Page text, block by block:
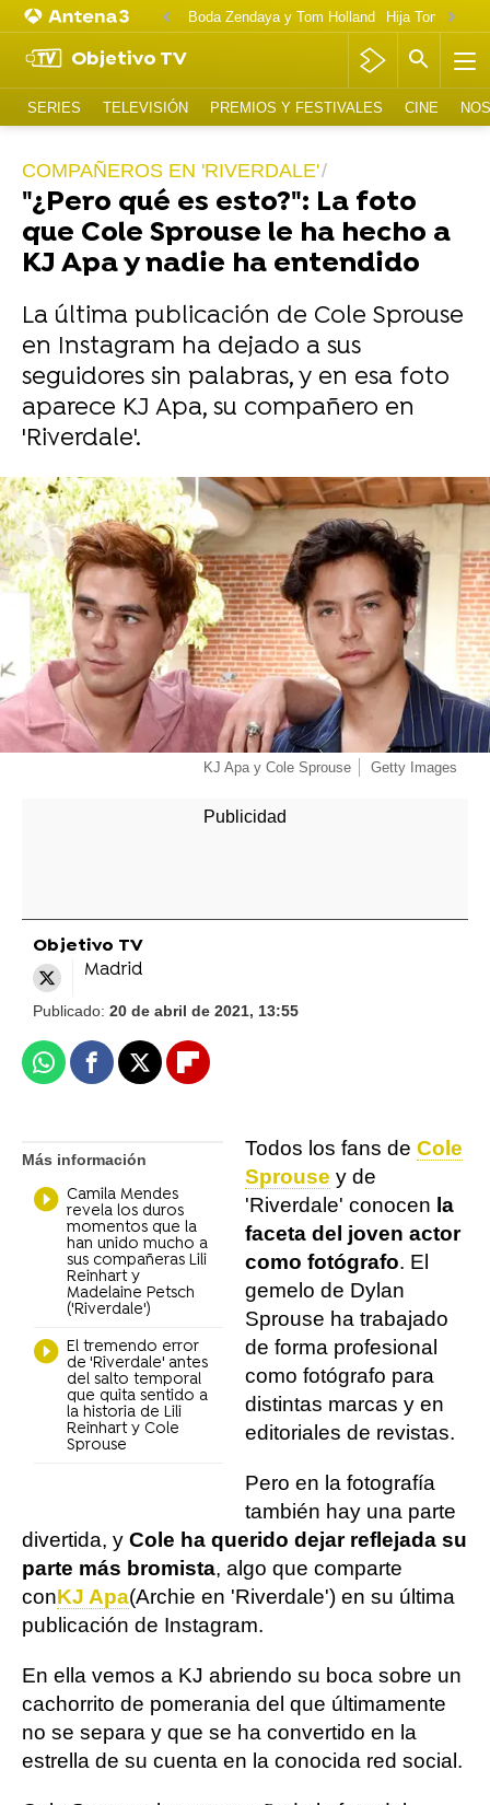
Boda Zendaya y Tom Holland Hija Tom
Objetivo TV
SERIES TELEVISIÓN PREMIOS Y FESTIVALES CINE
COMPAÑEROS EN 'RIVERDALE'
"¿Pero qué es esto?": La foto
que Cole Sprouse le ha hecho a
KJ Apa y nadie ha entendido
La última publicación de Cole Sprouse
en Instagram ha dejado a sus
seguidores sin palabras, y en esa foto
aparece KJ Apa, su compañero en
'Riverdale'.
KJ Apa y Cole Sprouse Getty Images
Objetivo TV
Madrid
Publicado: 20 de abril de 2021, 13:55
WhatsappFacebook
X Flipboard
Más información
Camila Mendes
revela los duros
momentos que la
han unido mucho a
sus compañeras Lili
Reinhart y
Madelaine Petsch
('Riverdale')
El tremendo error
de 'Riverdale' antes
del salto temporal
que quita sentido a
la historia de Lili
Reinhart y Cole
Sprouse
Todos los fans de Cole
Sprouse y de
'Riverdale' conocen la
faceta del joven actor
como fotógrafo. El
gemelo de Dylan
Sprouse ha trabajado
de forma profesional
como fotógrafo para
distintas marcas y en
editoriales de revistas.
Pero en la fotografía
también hay una parte
divertida, y Cole ha querido dejar reflejada su
parte más bromista, algo que comparte
conKJ Apa(Archie en 'Riverdale') en su última
publicación de Instagram.
En ella vemos a KJ abriendo su boca sobre un
cachorrito de pomerania del que últimamente
no se separa y que se ha convertido en la
estrella de su cuenta en la conocida red social.